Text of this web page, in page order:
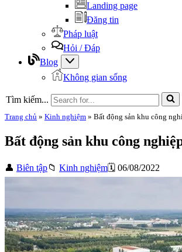
Landing page
Đăng tin
Pháp luật
Hỏi / Đáp
Blog
Không gian sống
Tìm kiếm...
Trang chủ » Kinh nghiệm » Bất động sản khu công
Bất động sản khu công
👤 Biên tập📁 Kinh nghiệm🗓️ 06/08/2022